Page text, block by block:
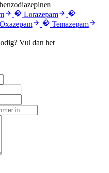
Lorazepam
Oxazepam
Temazepam
Vul dan het